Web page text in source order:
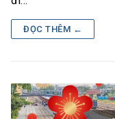
ĐỌC THÊM ←